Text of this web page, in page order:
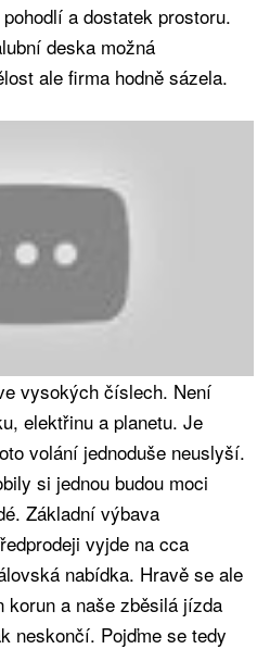
a dostatek prostoru.
deska možná
ale firma hodně sázela.
vysokých číslech. Není
elektřinu a planetu. Je
volání jednoduše neuslyší.
si jednou budou moci
Základní výbava
vyjde na cca
nabídka. Hravě se ale
korun a naše zběsilá jízda
neskončí. Pojďme se tedy